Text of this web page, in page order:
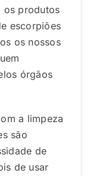
os produtos
escorpiões
os nossos
órgãos
a limpeza
são
de
de usar